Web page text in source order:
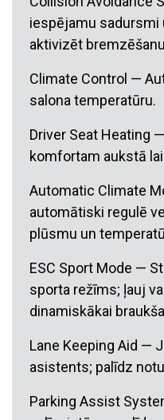
iespējamu sadursmi
aktivizēt
Climate Control —
salona temperatūru.
Driver Seat Heating
komfortam aukstā
Automatic Climate
automātiski regulē
plūsmu un
ESC Sport Mode —
sporta režīms; ļauj
dinamiskākai
Lane Keeping Aid —
asistents; palīdz
Parking Assist